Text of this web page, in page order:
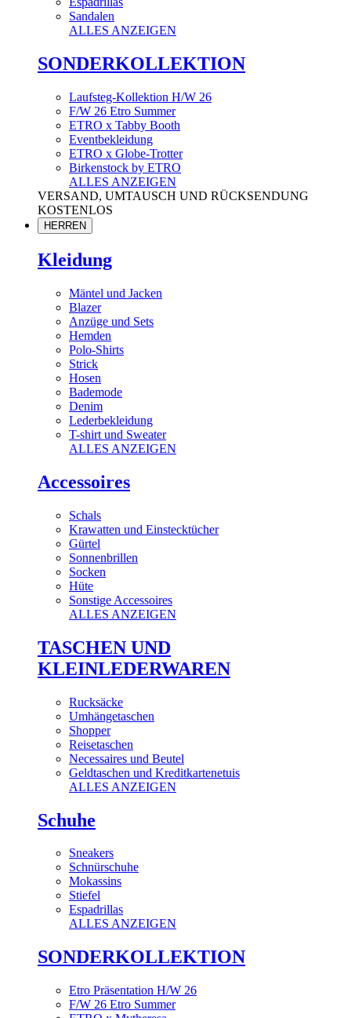
Sandalen
ALLES ANZEIGEN
SONDERKOLLEKTION
Laufsteg-Kollektion H/W 26
F/W 26 Etro Summer
ETRO x Tabby Booth
Eventbekleidung
ETRO x Globe-Trotter
Birkenstock by ETRO
ALLES ANZEIGEN
VERSAND, UMTAUSCH UND RÜCKSENDUNG
KOSTENLOS
HERREN
Kleidung
Mäntel und Jacken
Blazer
Anzüge und Sets
Hemden
Polo-Shirts
Strick
Hosen
Bademode
Denim
Lederbekleidung
T-shirt und Sweater
ALLES ANZEIGEN
Accessoires
Schals
Krawatten und Einstecktücher
Gürtel
Sonnenbrillen
Socken
Hüte
Sonstige Accessoires
ALLES ANZEIGEN
TASCHEN UND
KLEINLEDERWAREN
Rucksäcke
Umhängetaschen
Shopper
Reisetaschen
Necessaires und Beutel
Geldtaschen und Kreditkartenetuis
ALLES ANZEIGEN
Schuhe
Sneakers
Schnürschuhe
Mokassins
Stiefel
Espadrillas
ALLES ANZEIGEN
SONDERKOLLEKTION
Etro Präsentation H/W 26
F/W 26 Etro Summer